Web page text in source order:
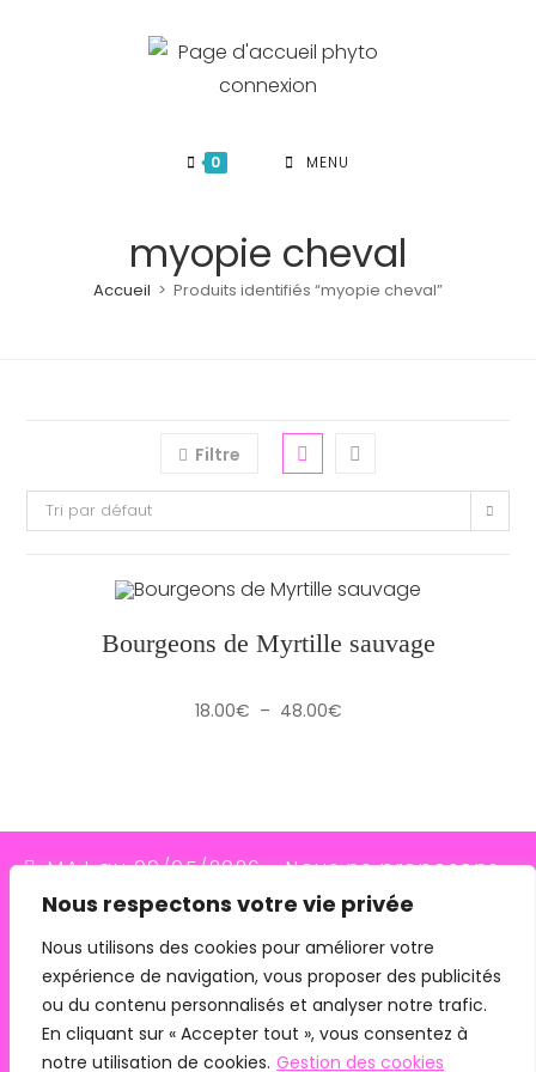
Nous respectons votre vie privée
Nous utilisons des cookies pour améliorer votre
expérience de navigation, vous proposer des publicités
ou du contenu personnalisés et analyser notre trafic.
En cliquant sur « Accepter tout », vous consentez à
notre utilisation de cookies. Gestion des cookies
MAJ au 09/05/2026 - Nous ne proposons
plus le transporteur Relais Colis (placés en
redressement judiciaire le 10/03/26, ils
n'assurent plus les livraisons depuis le
07/05/26). Pour les commandes avec
remise en main propre, merci de me
0 MENU
myopie cheval
Accueil > Produits identifiés “myopie cheval”
Filtre
Tri par défaut
Bourgeons de Myrtille sauvage
18.00€ – 48.00€Plage